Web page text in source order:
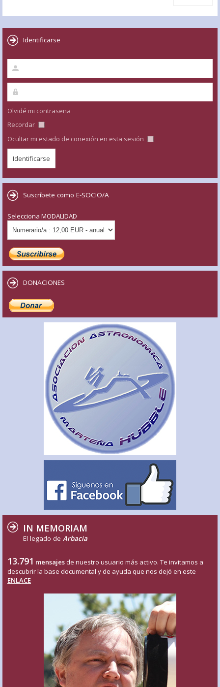
Identificarse
Olvidé mi contraseña
Recordar
Ocultar mi estado de conexión en esta sesión
Suscríbete como E-SOCIO/A
Selecciona MODALIDAD
DONACIONES
IN MEMORIAM
El legado de Arbacia
13.791 mensajes de nuestro usuario más activo. Te invitamos a
descubrir la base documental y de ayuda que nos dejó en este
ENLACE